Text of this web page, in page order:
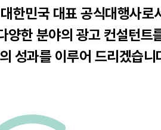
한민국 대표 공식대행사로
양한 분야의 광고 컨설턴트
성과를 이루어 드리겠습니